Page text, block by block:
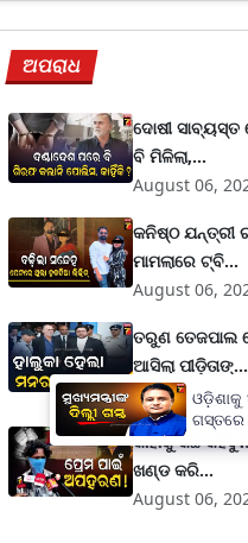
ଅପରାଧ
ଦୋଷୀ ସାବ୍ୟସ୍ତ
ବି ମିଳିଲା,...
August 06,
କନିଷ୍ଠ ଯନ୍ତ୍ରୀ
ମାମଲାରେ ଟ୍ବି...
August 06,
ତରୁଣ ତେଜପାଲ
ଆସିଲା ପୀଡ଼ିତାଙ୍...
August 06,
କାହାକୁ କିଛି
ଖଣ୍ଡ କରି...
August 06,
ଗସ୍ତରେ